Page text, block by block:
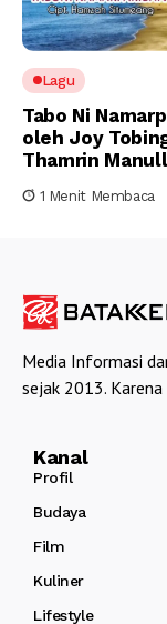
Lagu
Tabo Ni
oleh Joy
Thamrin
1 Menit Membaca
Media Informasi
sejak 2013. Karena
Kanal
Profil
Budaya
Film
Kuliner
Lifestyle